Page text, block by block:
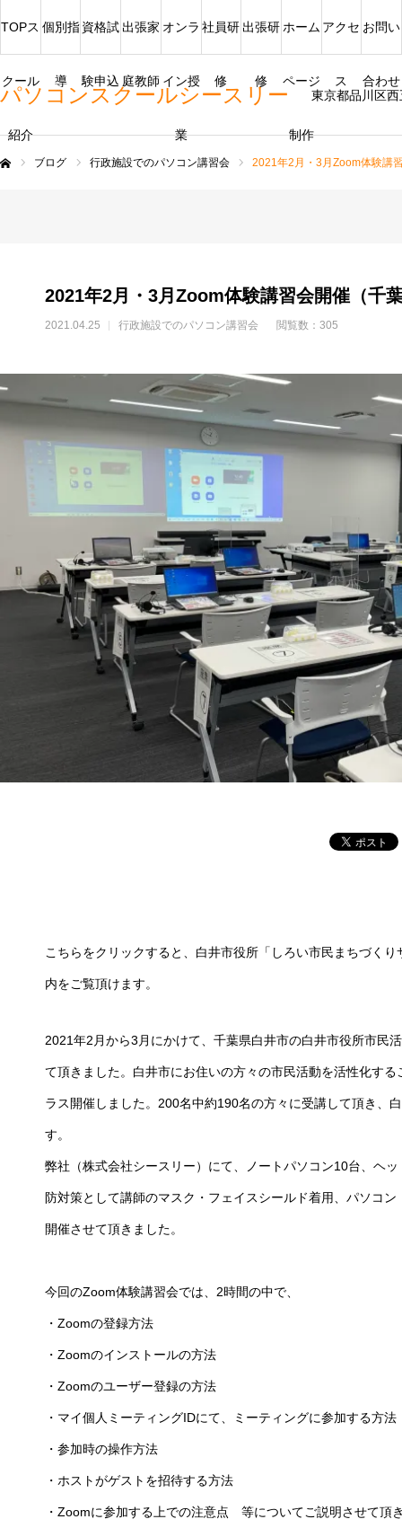
パソコンスクールシースリー 東京都品川区
TOPス
クール
紹介
個別指
導
資格試
験申込
出張家
庭教師
オンラ
イン授
業
社員研
修
出張研
修
ホーム
ページ
制作
アクセ
ス
お問い
合わせ
ブログ 行政施設でのパソコン講習会 2021年2月・3月Zoom体験講
2021年2月・3月Zoom体験講習会開催（千
2021.04.25 行政施設でのパソコン講習会 閲覧数：305
こちらをクリックすると、白井市役所「しろい市民まちづく
内をご覧頂けます。
2021年2月から3月にかけて、千葉県白井市の白井市役所市民
て頂きました。白井市にお住いの方々の市民活動を活性化す
ラス開催しました。200名中約190名の方々に受講して頂き、
す。
弊社（株式会社シースリー）にて、ノートパソコン10台、ヘ
防対策として講師のマスク・フェイスシールド着用、パソコ
開催させて頂きました。
今回のZoom体験講習会では、2時間の中で、
・Zoomの登録方法
・Zoomのインストールの方法
・Zoomのユーザー登録の方法
・マイ個人ミーティングIDにて、ミーティングに参加する方法
・参加時の操作方法
・ホストがゲストを招待する方法
・Zoomに参加する上での注意点 等についてご説明させて頂